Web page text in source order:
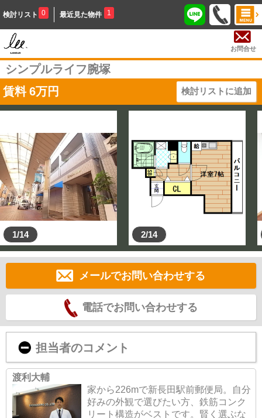
検討リスト 0 最近見た物件 1
お問合せ
シンプルライフ腕塚
賃料 6万円 検討リストに追加
1/14 2/14
メールでお問い合わせする
電話でお問い合わせする
担当者のコメント
渡利大輔
家から226mで新長田駅前郵便局。自分
好みの外観で選びたい方、鉄筋コンク
リート構造がベストです。賢く選ぶな